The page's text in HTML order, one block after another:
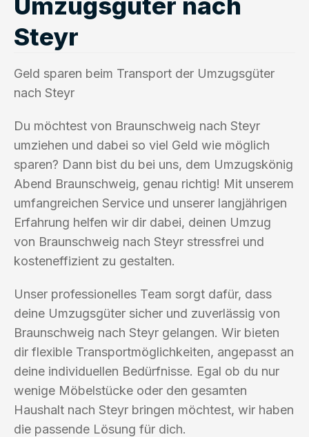
Steyr
Geld sparen beim Transport der Umzugsgüter
nach Steyr
Du möchtest von Braunschweig nach Steyr
umziehen und dabei so viel Geld wie möglich
sparen? Dann bist du bei uns, dem Umzugskönig
Abend Braunschweig, genau richtig! Mit unserem
umfangreichen Service und unserer langjährigen
Erfahrung helfen wir dir dabei, deinen Umzug
von Braunschweig nach Steyr stressfrei und
kosteneffizient zu gestalten.
Unser professionelles Team sorgt dafür, dass
deine Umzugsgüter sicher und zuverlässig von
Braunschweig nach Steyr gelangen. Wir bieten
dir flexible Transportmöglichkeiten, angepasst an
deine individuellen Bedürfnisse. Egal ob du nur
wenige Möbelstücke oder den gesamten
Haushalt nach Steyr bringen möchtest, wir haben
die passende Lösung für dich.